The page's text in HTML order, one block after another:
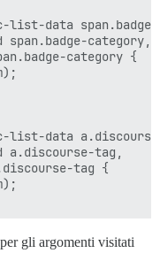
data span.badge-
category,
category {
data
tag,
tag {
gli argomenti visitati